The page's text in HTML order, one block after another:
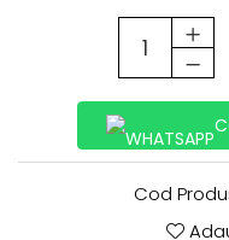
Cod